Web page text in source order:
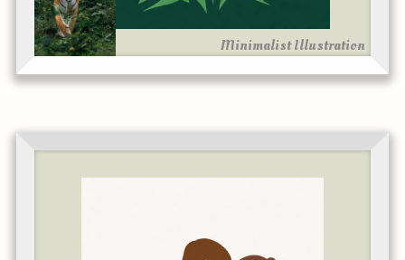
Minimalist Illustration